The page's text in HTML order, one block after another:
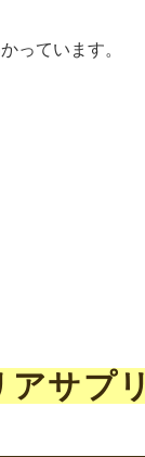
っています。
サプリ